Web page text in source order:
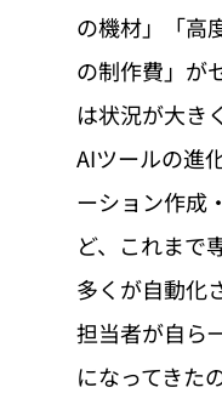
の機材」「高
の制作費」が
は状況が大き
AIツールの進
ーション作成
ど、これまで
多くが自動化
担当者が自ら
になってきた